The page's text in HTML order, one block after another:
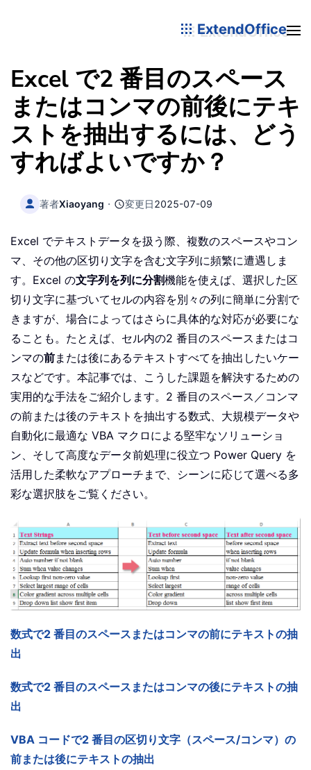
ExtendOffice
Excel で2 番目のスペース
またはコンマの前後にテキ
ストを抽出するには、どう
すればよいですか？
著者Xiaoyang ・ 変更日2025-07-09
Excel でテキストデータを扱う際、複数のスペースやコン
マ、その他の区切り文字を含む文字列に頻繁に遭遇しま
す。Excel の文字列を列に分割機能を使えば、選択した区
切り文字に基づいてセルの内容を別々の列に簡単に分割で
きますが、場合によってはさらに具体的な対応が必要にな
ることも。たとえば、セル内の2 番目のスペースまたはコ
ンマの前または後にあるテキストすべてを抽出したいケー
スなどです。本記事では、こうした課題を解決するための
実用的な手法をご紹介します。2 番目のスペース／コンマ
の前または後のテキストを抽出する数式、大規模データや
自動化に最適な VBA マクロによる堅牢なソリューショ
ン、そして高度なデータ前処理に役立つ Power Query を
活用した柔軟なアプローチまで、シーンに応じて選べる多
彩な選択肢をご覧ください。
数式で2 番目のスペースまたはコンマの前にテキストの抽
出
数式で2 番目のスペースまたはコンマの後にテキストの抽
出
VBA コードで2 番目の区切り文字（スペース/コンマ）の
前または後にテキストの抽出